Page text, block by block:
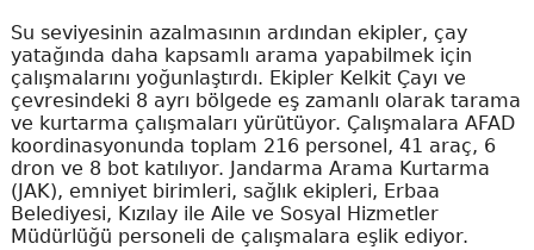
Su seviyesinin azalmasının ardından ekipler, çay
yatağında daha kapsamlı arama yapabilmek için
çalışmalarını yoğunlaştırdı. Ekipler Kelkit Çayı ve
çevresindeki 8 ayrı bölgede eş zamanlı olarak tarama
ve kurtarma çalışmaları yürütüyor. Çalışmalara AFAD
koordinasyonunda toplam 216 personel, 41 araç, 6
dron ve 8 bot katılıyor. Jandarma Arama Kurtarma
(JAK), emniyet birimleri, sağlık ekipleri, Erbaa
Belediyesi, Kızılay ile Aile ve Sosyal Hizmetler
Müdürlüğü personeli de çalışmalara eşlik ediyor.